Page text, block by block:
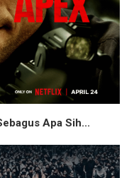
Apa Sih...